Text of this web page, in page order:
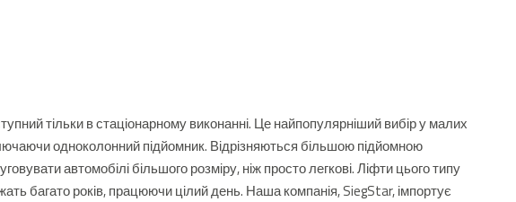
тільки в стаціонарному виконанні. Це найпопулярніший вибір у малих
одноколонний підйомник. Відрізняються більшою підйомною
автомобілі більшого розміру, ніж просто легкові.Ліфти цього типу
багато років, працюючи цілий день. Наша компанія, SiegStar, імпортує